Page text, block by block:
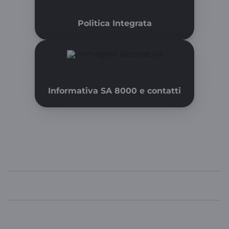
Politica Integrata
Informativa SA 8000 e contatti